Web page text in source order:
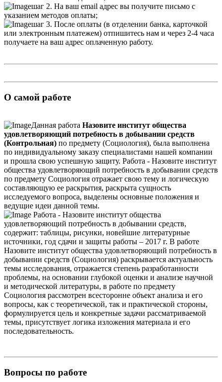
шаг 2. На ваш email адрес вы получите письмо с
указанием методов оплаты;
шаг 3. После оплаты (в отделении банка, карточкой
или электронным платежем) отпишитесь нам и через 2-4 часа
получаете на ваш адрес оплаченную работу.
О самой работе
Данная работа Назовите институт общества
удовлетворяющий потребность в добывании средств
(Контрольная) по предмету (Социология), была выполнена
по индивидуальному заказу специалистами нашей компании
и прошла свою успешную защиту. Работа - Назовите институт
общества удовлетворяющий потребность в добывании средств
по предмету Социология отражает свою тему и логическую
составляющую ее раскрытия, раскрыта сущность
исследуемого вопроса, выделены основные положения и
ведущие идеи данной темы.
Работа - Назовите институт общества
удовлетворяющий потребность в добывании средств,
содержит: таблицы, рисунки, новейшие литературные
источники, год сдачи и защиты работы – 2017 г. В работе
Назовите институт общества удовлетворяющий потребность в
добывании средств (Социология) раскрывается актуальность
темы исследования, отражается степень разработанности
проблемы, на основании глубокой оценки и анализе научной
и методической литературы, в работе по предмету
Социология рассмотрен всесторонне объект анализа и его
вопросы, как с теоретической, так и практической стороны,
формулируется цель и конкретные задачи рассматриваемой
темы, присутствует логика изложения материала и его
последовательность.
Вопросы по работе